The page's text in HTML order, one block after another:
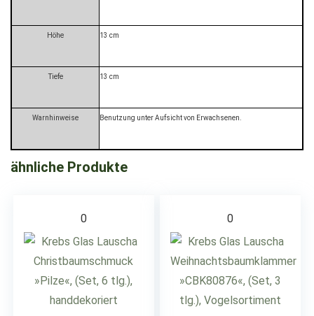
Höhe 13 cm
Tiefe 13 cm
Warnhinweise Benutzung unter Aufsicht von Erwachsenen.
ähnliche Produkte
0 0